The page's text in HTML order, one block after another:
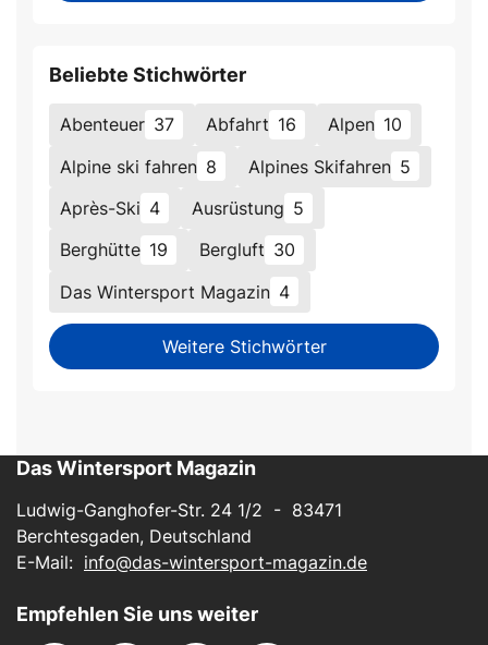
Beliebte Stichwörter
Abenteuer 37 Abfahrt 16 Alpen 10
Alpine ski fahren 8 Alpines Skifahren 5
Après-Ski 4 Ausrüstung 5
Berghütte 19 Bergluft 30
Das Wintersport Magazin 4
Weitere Stichwörter
Das Wintersport Magazin
Ludwig-Ganghofer-Str. 24 1/2 - 83471
Berchtesgaden, Deutschland
E-Mail: info@das-wintersport-magazin.de
Empfehlen Sie uns weiter